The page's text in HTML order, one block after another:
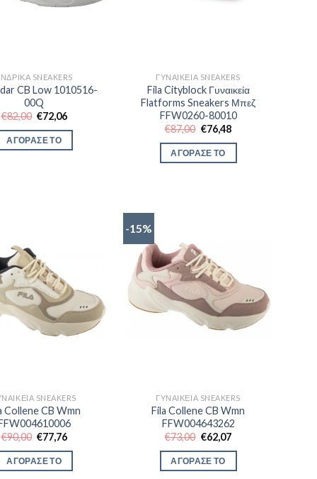
SNEAKERS
CB Low 1010516-
00Q
€82,00 Original
price
was:
€82,00.
€72,06Η
τιμή
ΑΓΟΡΑΣΕ ΤΟ
ΓΥΝΑΙΚΕΊΑ SNEAKERS
Fila Cityblock Γυναικεία
Flatforms Sneakers Μπεζ
FFW0260-80010
€87,00 Original
price
was:
€87,00.
€76,48Η
τιμή
ΑΓΟΡΑΣΕ ΤΟ
SNEAKERS
Collene CB Wmn
€90,00 Original
price
was:
€90,00.
€77,76Η
τιμή
ΑΓΟΡΑΣΕ ΤΟ
-15%
ΓΥΝΑΙΚΕΊΑ SNEAKERS
Fila Collene CB Wmn
FFW004643262
€73,00 Original
price
was:
€73,00.
€62,07Η
τιμή
ΑΓΟΡΑΣΕ ΤΟ